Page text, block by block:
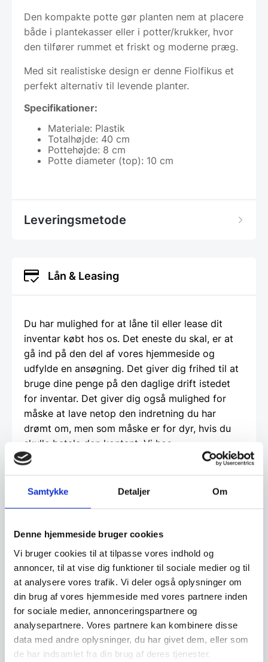
Samtykke Detaljer Om
Denne hjemmeside bruger cookies
Vi bruger cookies til at tilpasse vores indhold og
annoncer, til at vise dig funktioner til sociale medier og til
at analysere vores trafik. Vi deler også oplysninger om
din brug af vores hjemmeside med vores partnere inden
for sociale medier, annonceringspartnere og
analysepartnere. Vores partnere kan kombinere disse
data med andre oplysninger, du har givet dem, eller som
de har indsamlet fra din brug af deres tjenester.
Den kompakte potte gør planten nem at placere
både i plantekasser eller i potter/krukker, hvor
den tilfører rummet et friskt og moderne præg.
Med sit realistiske design er denne Fiolfikus et
perfekt alternativ til levende planter.
Specifikationer:​
Materiale: Plastik
Totalhøjde: 40 cm
Pottehøjde: 8 cm
Potte diameter (top): 10 cm
Leveringsmetode
Lån & Leasing
Du har mulighed for at låne til eller lease dit
inventar købt hos os. Det eneste du skal, er at
gå ind på den del af vores hjemmeside og
udfylde en ansøgning. Det giver dig frihed til at
bruge dine penge på den daglige drift istedet
for inventar. Det giver dig også mulighed for
måske at lave netop den indretning du har
drømt om, men som måske er for dyr, hvis du
skulle betale den kontant. Vi hos
www.restaurantinventar.dk
har ikke nogen
økonomisk interesse i at tilbyde dig dette ud
over vi finder det en god service. Og al
restaurantinventar.dkhar udvalgt til at tilbyde
denne service.
Beregn og ansøg her
Vi prismatcher - Klik her